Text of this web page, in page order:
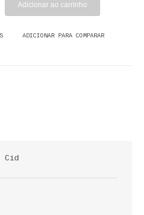
ADICIONAR PARA COMPARAR
Cid